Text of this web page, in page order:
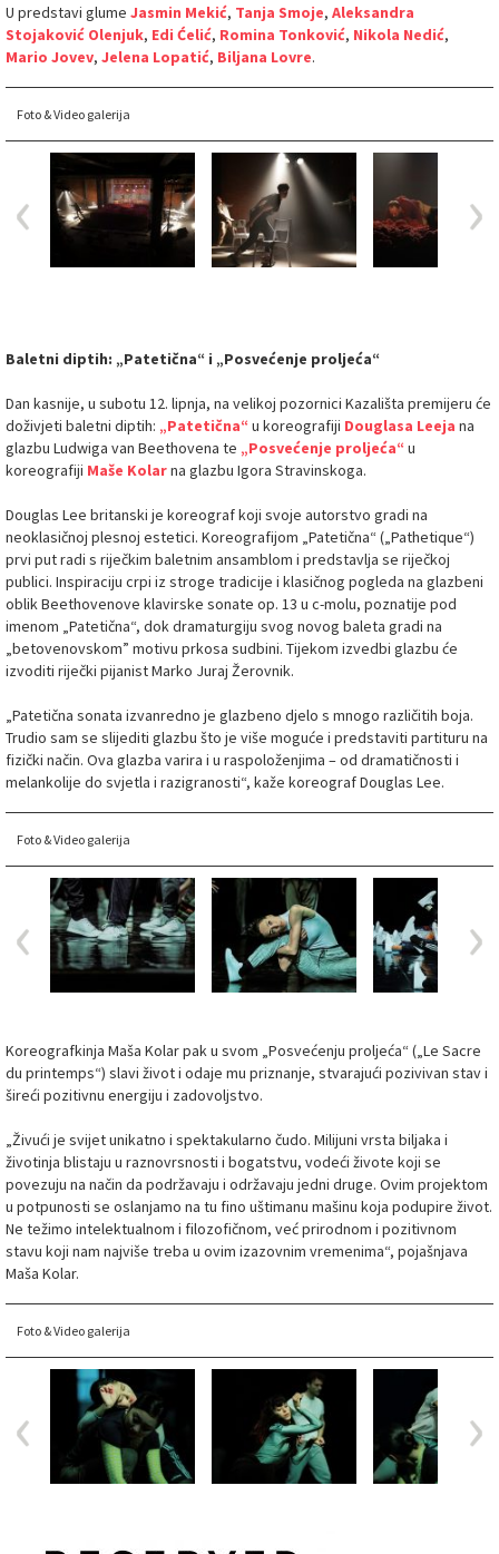
U predstavi glume Jasmin Mekić, Tanja Smoje, Aleksandra
Stojaković Olenjuk, Edi Ćelić, Romina Tonković, Nikola Nedić,
Mario Jovev, Jelena Lopatić, Biljana Lovre.
Foto & Video galerija
Baletni diptih: „Patetična“ i „Posvećenje proljeća“
Dan kasnije, u subotu 12. lipnja, na velikoj pozornici Kazališta premijeru će
doživjeti baletni diptih: „Patetična“ u koreografiji Douglasa Leeja na
glazbu Ludwiga van Beethovena te „Posvećenje proljeća“ u
koreografiji Maše Kolarna glazbu Igora Stravinskoga.
Douglas Lee britanski je koreograf koji svoje autorstvo gradi na
neoklasičnoj plesnoj estetici. Koreografijom „Patetična“ („Pathetique“)
prvi put radi s riječkim baletnim ansamblom i predstavlja se riječkoj
publici. Inspiraciju crpi iz stroge tradicije i klasičnog pogleda na glazbeni
oblik Beethovenove klavirske sonate op. 13 u c-molu, poznatije pod
imenom „Patetična“, dok dramaturgiju svog novog baleta gradi na
„betovenovskom” motivu prkosa sudbini. Tijekom izvedbi glazbu će
izvoditi riječki pijanist Marko Juraj Žerovnik.
„Patetična sonata izvanredno je glazbeno djelo s mnogo različitih boja.
Trudio sam se slijediti glazbu što je više moguće i predstaviti partituru na
fizički način. Ova glazba varira i u raspoloženjima – od dramatičnosti i
melankolije do svjetla i razigranosti“, kaže koreograf Douglas Lee.
Foto & Video galerija
Koreografkinja Maša Kolar pak u svom „Posvećenju proljeća“ („Le Sacre
du printemps“) slavi život i odaje mu priznanje, stvarajući pozivivan stav i
šireći pozitivnu energiju i zadovoljstvo.
„Živući je svijet unikatno i spektakularno čudo. Milijuni vrsta biljaka i
životinja blistaju u raznovrsnosti i bogatstvu, vodeći živote koji se
povezuju na način da podržavaju i održavaju jedni druge. Ovim projektom
u potpunosti se oslanjamo na tu fino uštimanu mašinu koja podupire život.
Ne težimo intelektualnom i filozofičnom, već prirodnom i pozitivnom
stavu koji nam najviše treba u ovim izazovnim vremenima“, pojašnjava
Maša Kolar.
Foto & Video galerija